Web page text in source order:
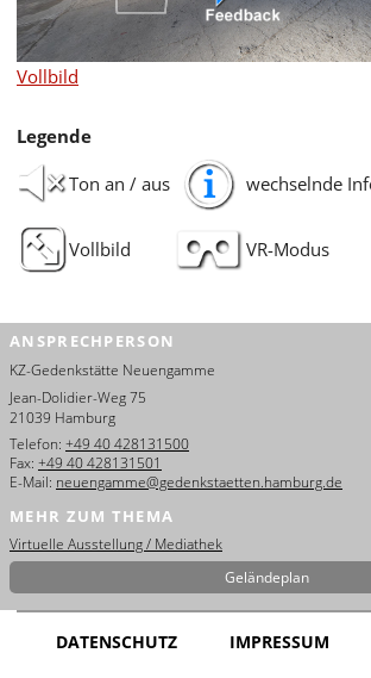
Türkçe
Yкраїнський
עברית
العربية
Vollbild
Legende
Ton an / aus wechselnde
Vollbild VR-Modus
ANSPRECHPERSON
KZ-Gedenkstätte Neuengamme
Jean-Dolidier-Weg 75
21039 Hamburg
Telefon: +49 40 428131500
Fax: +49 40 428131501
E-Mail: neuengamme@gedenkstaetten.hamburg.de
MEHR ZUM THEMA
Virtuelle Ausstellung / Mediathek
Geländeplan
DATENSCHUTZ IMPRESSUM